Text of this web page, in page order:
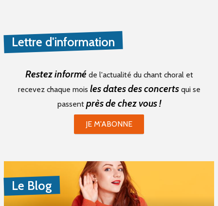
Lettre d'information
Restez informé de l'actualité du chant choral et
recevez chaque mois les dates des concertsqui se
passent près de chez vous !
JE M'ABONNE
Le Blog